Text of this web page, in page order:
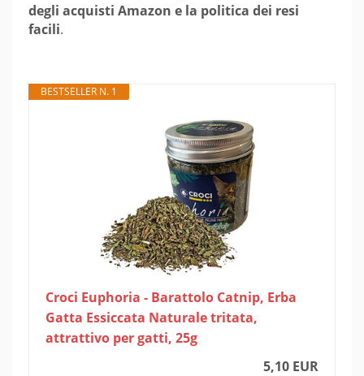
degli acquisti Amazon e la politica dei resi
facili.
BESTSELLER N. 1
Croci Euphoria - Barattolo Catnip, Erba
Gatta Essiccata Naturale tritata,
attrattivo per gatti, 25g
5,10 EUR